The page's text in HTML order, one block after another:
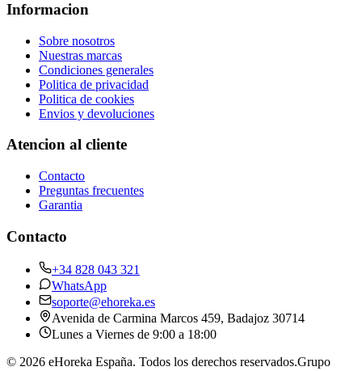
Informacion
Sobre nosotros
Nuestras marcas
Condiciones generales
Politica de privacidad
Politica de cookies
Envios y devoluciones
Atencion al cliente
Contacto
Preguntas frecuentes
Garantia
Contacto
+34 828 043 321
WhatsApp
soporte@ehoreka.es
Avenida de Carmina Marcos 459, Badajoz 30714
Lunes a Viernes de 9:00 a 18:00
© 2026 eHoreka España. Todos los derechos reservados.Grupo